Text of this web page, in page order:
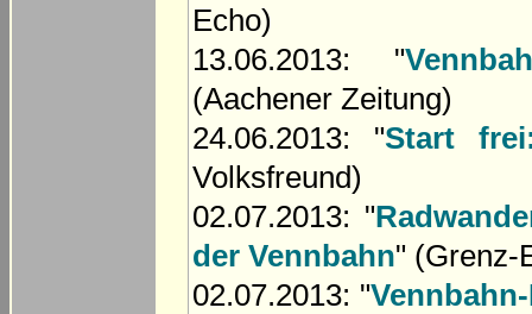
Echo)
13.06.2013: "
(Aachener Zeitung)
24.06.2013: "Start
Volksfreund)
02.07.2013: "
der Vennbahn" (Grenz-
02.07.2013: "